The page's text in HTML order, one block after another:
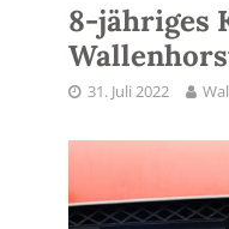
8-jähriges
31. Juli 2022